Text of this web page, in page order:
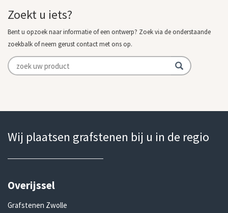
Zoekt u iets?
Bent u opzoek naar informatie of een ontwerp? Zoek via de onderstaande
zoekbalk of neem gerust contact met ons op.
Wij plaatsen grafstenen bij u in de regio
Overijssel
Grafstenen Zwolle